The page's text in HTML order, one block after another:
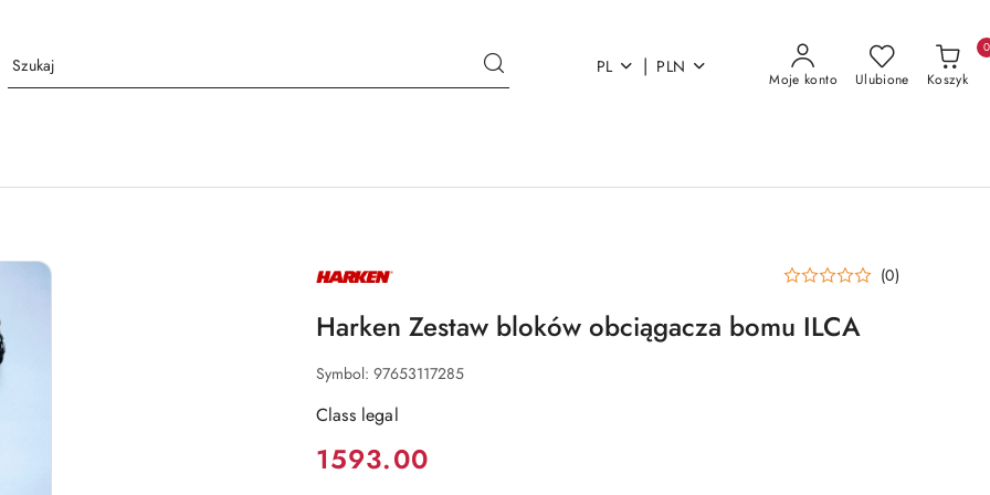
PL | PLN
Moje konto Ulubione Koszyk
0
NAZWA
PRODUCENTA: (0)
Harken Zestaw bloków obciągacza bomu ILCA
Symbol: 97653117285
Class legal
Cena:
1593.00